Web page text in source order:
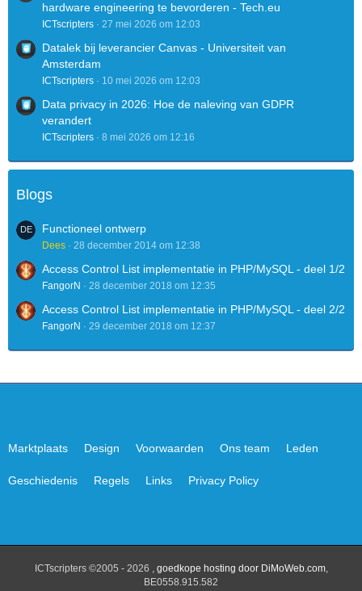
hardware engineering te bevorderen - Tech.eu
ICTscripters 27 mei 2026 om 12:03
Datalek bij leverancier Canvas - Universiteit van
Amsterdam
ICTscripters 10 mei 2026 om 12:03
Data privacy in 2026: Hoe de naleving van GDPR
verandert
ICTscripters 8 mei 2026 om 12:16
Blogs
Functioneel ontwerp
Dees 28 december 2014 om 12:38
Access Control List implementatie in PHP/MySQL - deel 1/2
FangorN 28 december 2018 om 12:35
Access Control List implementatie in PHP/MySQL - deel 2/2
FangorN 29 december 2018 om 12:37
Marktplaats Design Voorwaarden Ons team Leden
Geschiedenis Regels Links Privacy Policy
ICTscripters ©2005 - 2026 , goedkope hosting door DiMoWeb.com,
BE0558.915.582